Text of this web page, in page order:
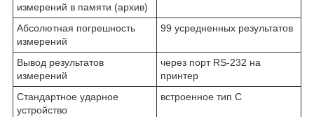
измерений в памяти (архив)
Абсолютная погрешность
измерений
99 усредненных результатов
Вывод результатов
измерений
через порт RS-232 на
принтер
Стандартное ударное
устройство
встроенное тип С